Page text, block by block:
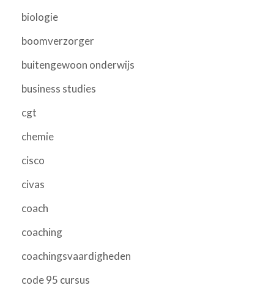
biologie
boomverzorger
buitengewoon onderwijs
business studies
cgt
chemie
cisco
civas
coach
coaching
coachingsvaardigheden
code 95 cursus